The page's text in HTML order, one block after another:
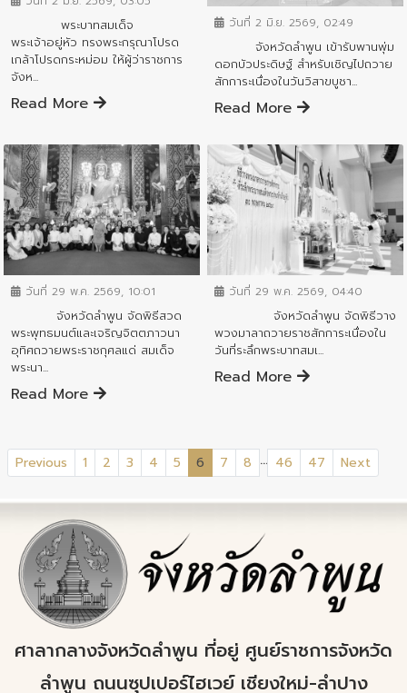
พระบาทสมเด็จ
พระเจ้าอยู่หัว ทรงพระกรุณาโปรด
เกล้าโปรดกระหม่อม ให้ผู้ว่าราชการ
จังห...
Read More
วันที่ 2 มิ.ย. 2569, 02:49
จังหวัดลำพูน เข้ารับพานพุ่ม
ดอกบัวประดิษฐ์ สำหรับเชิญไปถวาย
สักการะเนื่องในวันวิสาขบูชา...
Read More
ข่าวกิจกรรมสำคัญจังหวัด
วันที่ 29 พ.ค. 2569, 10:01
จังหวัดลำพูน จัดพิธีสวด
พระพุทธมนต์และเจริญจิตตภาวนา
อุทิศถวายพระราชกุศลแด่ สมเด็จ
พระนา...
Read More
ข่าวกิจกรรมสำคัญจังหวัด
วันที่ 29 พ.ค. 2569, 04:40
จังหวัดลำพูน จัดพิธีวาง
พวงมาลาถวายราชสักการะเนื่องใน
วันที่ระลึกพระบาทสมเ...
Read More
Previous 1 2 3 4 5 6 (current)
7 8 ... 46 47 Next
ศาลากลางจังหวัดลำพูน ที่อยู่ ศูนย์ราชการจังหวัด
ลำพูน ถนนซุปเปอร์ไฮเวย์ เชียงใหม่-ลำปาง